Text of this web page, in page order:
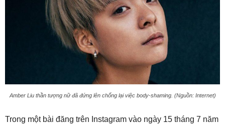
Amber Liu thần tượng nữ đã đứng lên chống lại việc body-shaming. (Nguồn: Internet)
Trong một bài đăng trên Instagram vào ngày 15 tháng 7 năm